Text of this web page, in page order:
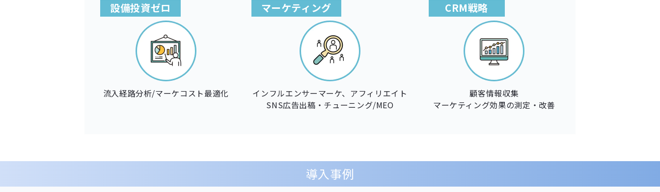
設備投資ゼロ
流入経路分析/マーケコスト最適化
マーケティング
インフルエンサーマーケ、アフィリエイト
SNS広告出稿・チューニング/MEO
CRM戦略
顧客情報収集
マーケティング効果の測定・改善
導入事例